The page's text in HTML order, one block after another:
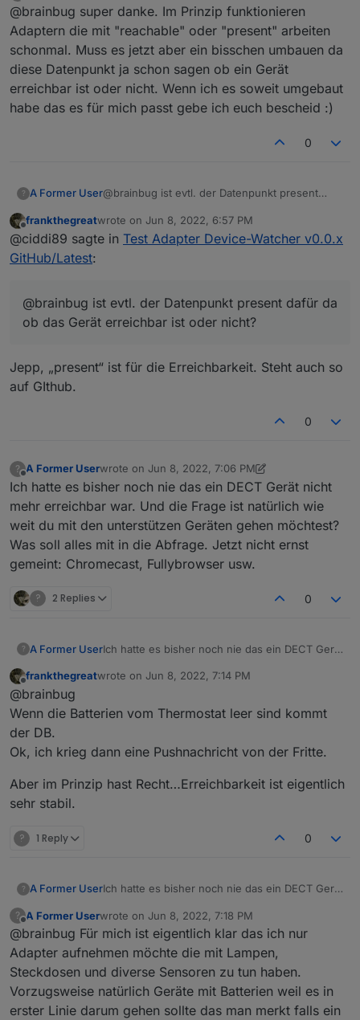
Offline
@brainbug super danke. Im Prinzip funktionieren
Adaptern die mit "reachable" oder "present" arbeiten
schonmal. Muss es jetzt aber ein bisschen umbauen da
diese Datenpunkt ja schon sagen ob ein Gerät
erreichbar ist oder nicht. Wenn ich es soweit umgebaut
habe das es für mich passt gebe ich euch bescheid :)
0
? A Former User@brainbug ist evtl. der Datenpunkt present
Offline
frankthegreatwrote on Jun 8, 2022, 6:57 PM
last edited by
@ciddi89 sagte in Test Adapter Device-Watcher v0.0.x
GitHub/Latest:
@brainbug ist evtl. der Datenpunkt present dafür da
ob das Gerät erreichbar ist oder nicht?
Jepp, „present“ ist für die Erreichbarkeit. Steht auch so
auf GIthub.
0
?
Offline
A Former Userwrote on Jun 8, 2022, 7:06 PM
last edited by A Former User Jun 8, 2022, 9:08 PM
Ich hatte es bisher noch nie das ein DECT Gerät nicht
mehr erreichbar war. Und die Frage ist natürlich wie
weit du mit den unterstützen Geräten gehen möchtest?
Was soll alles mit in die Abfrage. Jetzt nicht ernst
gemeint: Chromecast, Fullybrowser usw.
? 2 Replies 0
? A Former UserIch hatte es bisher noch nie das ein DECT Gerät
natürlich wie weit du mit den unterstützen
die Abfrage. Jetzt nicht ernst gemeint:
Offline
frankthegreatwrote on Jun 8, 2022, 7:14 PM
last edited by
@brainbug
Wenn die Batterien vom Thermostat leer sind kommt
der DB.
Ok, ich krieg dann eine Pushnachricht von der Fritte.
Aber im Prinzip hast Recht…Erreichbarkeit ist eigentlich
sehr stabil.
? 1 Reply 0
? A Former UserIch hatte es bisher noch nie das ein DECT Gerät
natürlich wie weit du mit den unterstützen
Geräten gehen möchtest? Was soll alles mit in
die Abfrage. Jetzt nicht ernst gemeint:
Chromecast, Fullybrowser usw.
?
Offline
A Former Userwrote on Jun 8, 2022, 7:18 PM
last edited by
@brainbug Für mich ist eigentlich klar das ich nur
Adapter aufnehmen möchte die mit Lampen,
Steckdosen und diverse Sensoren zu tun haben.
Vorzugsweise natürlich Geräte mit Batterien weil es in
erster Linie darum gehen sollte das man merkt falls ein